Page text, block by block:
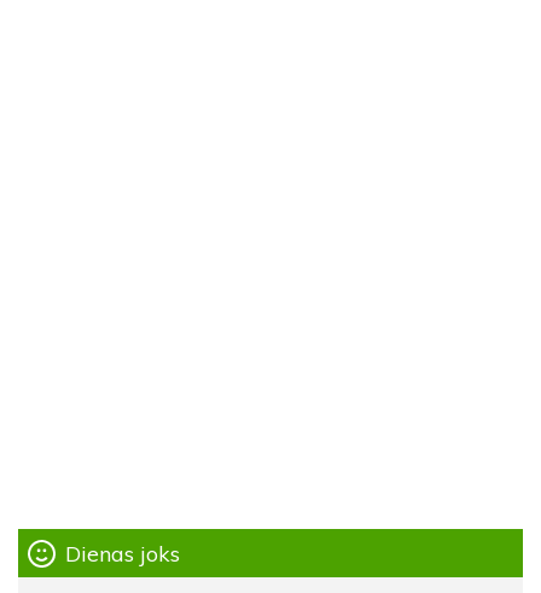
Dienas joks